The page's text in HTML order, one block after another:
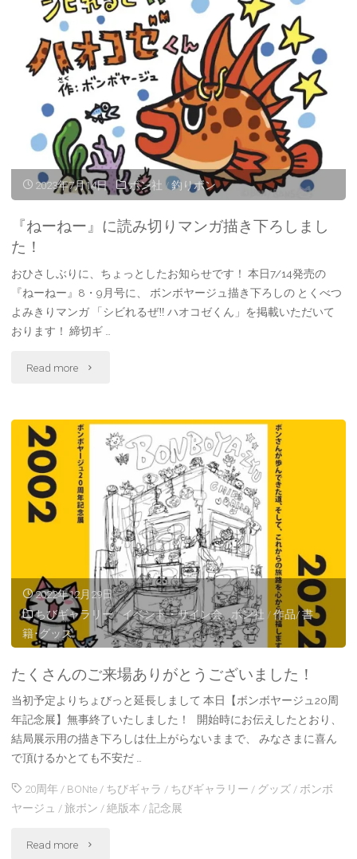
ギ
ャ
ラ
リ
ー
カ
ン
ダ
ー
発
売
す！"
2023年7月14日 ボン社 / 釣りボン
『ねーねー』に読み切りマンガ描き下ろしまし
た！
おひさしぶりに、ちょっとしたお知らせです！ 本日7/14発売の
『ねーねー』8・9月号に、 ボンボヤージュ描き下ろしの とくべつ
よみきりマンガ 「シビれるぜ‼ ハオコゼくん」を掲載いただいて
おります！ 締切ギ …
Read more "『ね
ね
ー』
に
読
切
り
ン
ガ
下
ろ
2022年12月29日
ちびギャラリー/イベント・サイン会 ボン社 / 作品/ 書
籍･グッズ
たくさんのご来場ありがとうございました！
当初予定よりちょびっと延長しまして 本日【ボンボヤージュ20周
年記念展】無事終了いたしました！ 開始時にお伝えしたとおり、
結局展示用の描き下ろしは仕上がらないままで、 みなさまに喜ん
で頂けるかとても不安だ …
20周年/ BONte/ ちびギャラ / ちびギャラリー / グッズ/ ボンボ
ヤージュ /旅ボン /絶版本 /記念展
Read more "た